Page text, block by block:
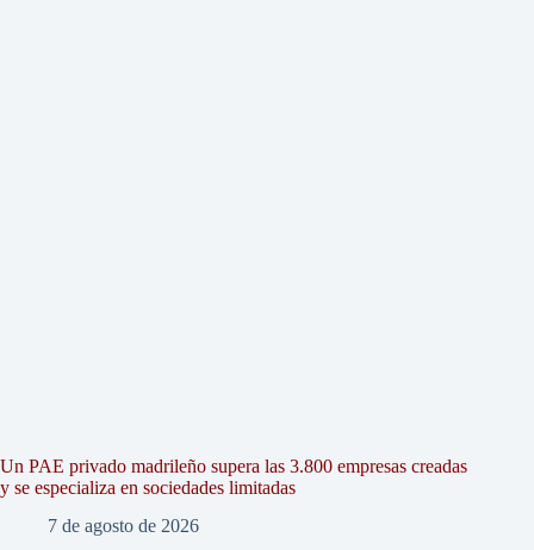
Un PAE privado madrileño supera las 3.800 empresas creadas
y se especializa en sociedades limitadas
7 de agosto de 2026